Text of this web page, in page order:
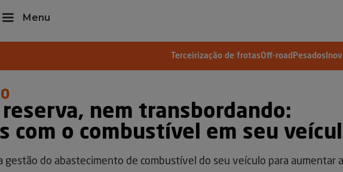
Menu
Terceirização de frotasOff-road Pesados
reserva, nem transbordando:
com o combustível em seu
gestão do abastecimento de combustível do seu veículo para aumentar a